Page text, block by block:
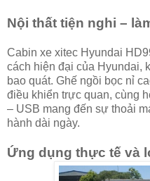
Nội thất tiện nghi –
Cabin xe xitec Hyundai
cách hiện đại của Hyundai,
bao quát. Ghế ngồi bọc nỉ
điều khiển trực quan, cùng
– USB mang đến sự thoải
hành dài ngày.
Ứng dụng thực tế và